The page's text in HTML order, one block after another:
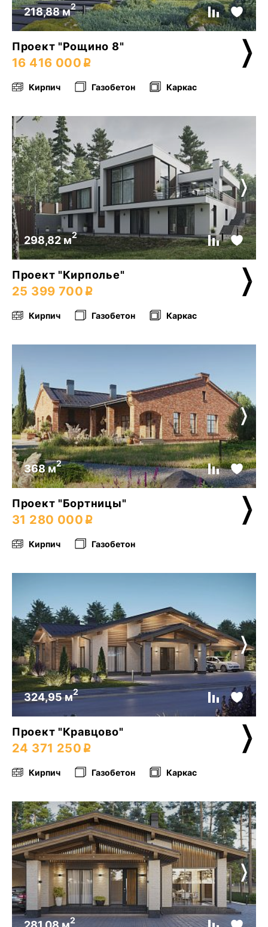
218,88 м2
Проект "Рощино 8"
16 416 000
Кирпич Газобетон Каркас
298,82 м2
Проект "Кирполье"
25 399 700
Кирпич Газобетон Каркас
368 м2
Проект "Бортницы"
31 280 000
Кирпич Газобетон
324,95 м2
Проект "Кравцово"
24 371 250
Кирпич Газобетон Каркас
2